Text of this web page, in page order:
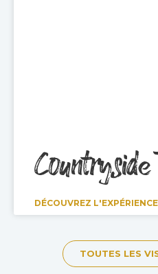
DÉCOUVREZ
TOUTES LES